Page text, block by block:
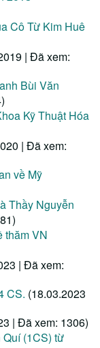
Cô Từ Kim Huê
| Đã xem:
Bùi Văn
Kỹ Thuật Hóa
| Đã xem:
về Mỹ
Thầy Nguyễn
thăm VN
| Đã xem:
CS. (18.03.2023
| Đã xem: 1306)
(1CS) từ